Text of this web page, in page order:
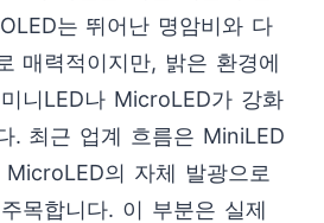
는 뛰어난 명암비와 다
매력적이지만, 밝은 환경에
니LED나 MicroLED가 강화
. 최근 업계 흐름은 MiniLED
의 자체 발광으로
목합니다. 이 부분은 실제